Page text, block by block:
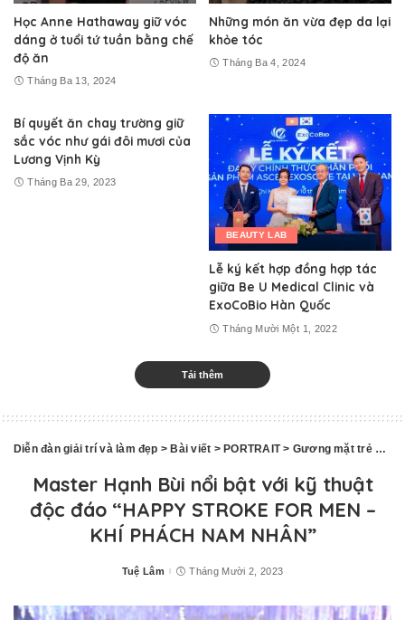
Học Anne Hathaway giữ vóc
dáng ở tuổi tứ tuần bằng chế
độ ăn
Tháng Ba 13, 2024
Những món ăn vừa đẹp da lại
khỏe tóc
Tháng Ba 4, 2024
Bí quyết ăn chay trường giữ
sắc vóc như gái đôi mươi của
Lương Vịnh Kỳ
Tháng Ba 29, 2023
BEAUTY LAB
Lễ ký kết hợp đồng hợp tác
giữa Be U Medical Clinic và
ExoCoBio Hàn Quốc
Tháng Mười Một 1, 2022
Tải thêm
Diễn đàn giải trí và làm đẹp > Bài viết > PORTRAIT> Gương mặt trẻ>
Master Hạnh Bùi nổi bật với kỹ thuật
độc đáo “HAPPY STROKE FOR MEN –
KHÍ PHÁCH NAM NHÂN”
Posted
Tuệ Lâm Tháng Mười 2, 2023